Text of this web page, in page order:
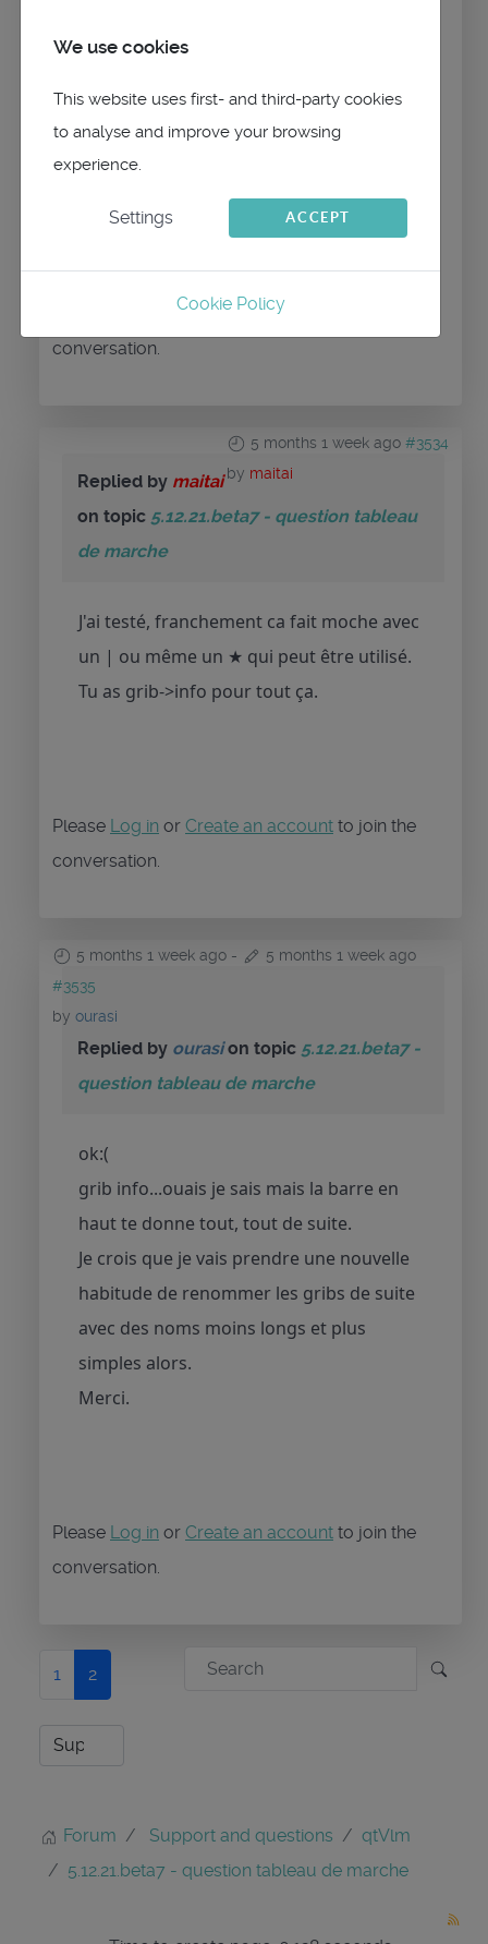
histoire, fatigué ou pas...
mes yeux pour pleurer comme on dit!
Bonne soirée...
orCreate an account
conversation.
5 months 1 week ago #3534
by maitai
Replied by maitai
on topic 5.12.21.beta7 - question tableau
de marche
J'ai testé, franchement ca fait moche avec
un | ou même un ★ qui peut être utilisé.
Tu as grib->info pour tout ça.
Please Log in or Create an account to join the
conversation.
5 months 1 week ago -
5 months 1 week ago
#3535
by ourasi
Replied by ourasion topic 5.12.21.beta7 -
question tableau de marche
ok:(
grib info...ouais je sais mais la barre en
haut te donne tout, tout de suite.
Je crois que je vais prendre une nouvelle
habitude de renommer les gribs de suite
avec des noms moins longs et plus
simples alors.
Merci.
Please Log in or Create an account to join the
conversation.
1 2
Forum Support and questions
qtVlm
5.12.21.beta7 - question tableau de marche
We use cookies
This website uses first- and third-party cookies
to analyse and improve your browsing
experience.
Settings ACCEPT
Cookie Policy